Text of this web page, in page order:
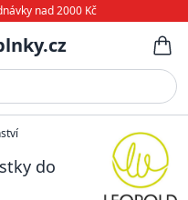
nad 2000 Kč
do